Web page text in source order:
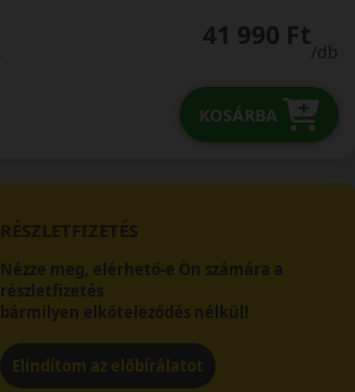
41 990 Ft
/db
KOSÁRBA
RÉSZLETFIZETÉS
Nézze meg, elérhető-e Ön számára a
részletfizetés
bármilyen elköteleződés nélkül!
Elindítom az előbírálatot